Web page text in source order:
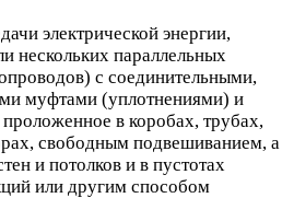
электрической энергии,
нескольких параллельных
с соединительными,
муфтами (уплотнениями) и
в коробах, трубах,
свободным подвешиванием, а
и потолков и в пустотах
или другим способом